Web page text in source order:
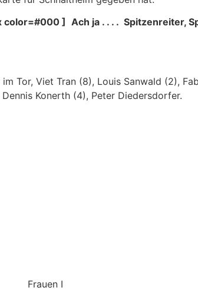
color=#000 ]
Ach ja . . . . Spitzenreiter,
Tor, Viet Tran (8), Louis Sanwald (2),
Konerth (4), Peter Diedersdorfer.
Frauen I